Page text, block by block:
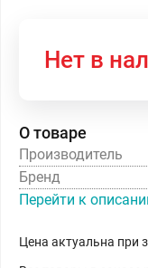
Нет в
О товаре
Производитель
Бренд
Перейти к
Цена актуальна при